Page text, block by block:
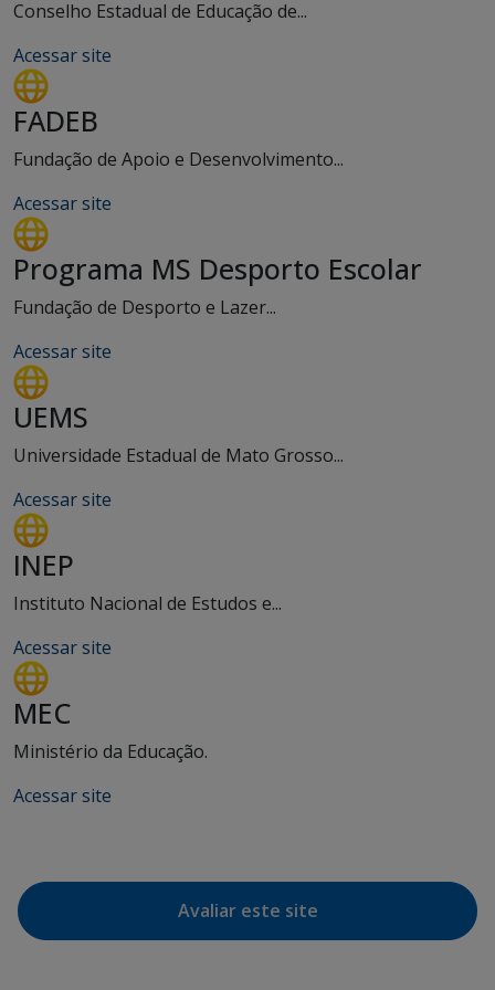
Conselho Estadual de Educação de...
Acessar site
FADEB
Fundação de Apoio e Desenvolvimento...
Acessar site
Programa MS Desporto Escolar
Fundação de Desporto e Lazer...
Acessar site
UEMS
Universidade Estadual de Mato Grosso...
Acessar site
INEP
Instituto Nacional de Estudos e...
Acessar site
MEC
Ministério da Educação.
Acessar site
Avaliar este site